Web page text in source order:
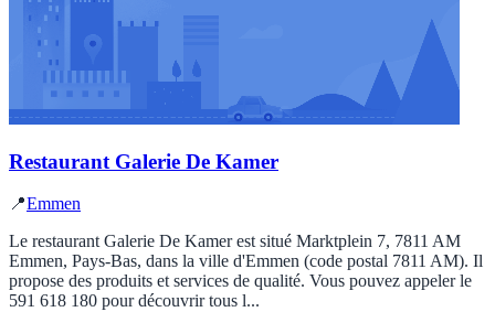
Restaurant Galerie De Kamer
📍Emmen
Le restaurant Galerie De Kamer est situé Marktplein 7, 7811 AM
Emmen, Pays-Bas, dans la ville d'Emmen (code postal 7811 AM). Il
propose des produits et services de qualité. Vous pouvez appeler le
591 618 180 pour découvrir tous l...